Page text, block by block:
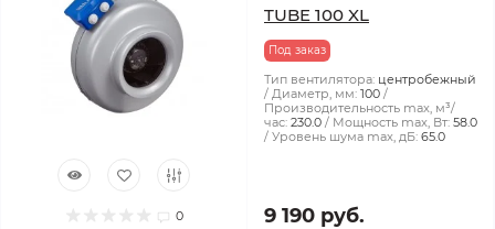
0
TUBE 100 XL
Под заказ
Тип вентилятора: центробежный
Диаметр, мм: 100
Производительность max, м³/
час: 230.0 Мощность max, Вт: 58.0
Уровень шума max, дБ: 65.0
9 190 руб.